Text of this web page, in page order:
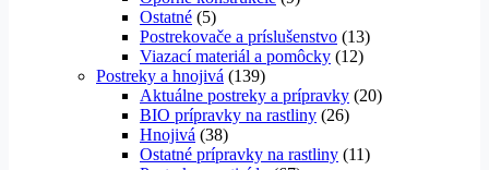
Ostatné (5)
Postrekovače a príslušenstvo (13)
Viazací materiál a pomôcky (12)
Postreky a hnojivá (139)
Aktuálne postreky a prípravky (20)
BIO prípravky na rastliny (26)
Hnojivá (38)
Ostatné prípravky na rastliny (11)